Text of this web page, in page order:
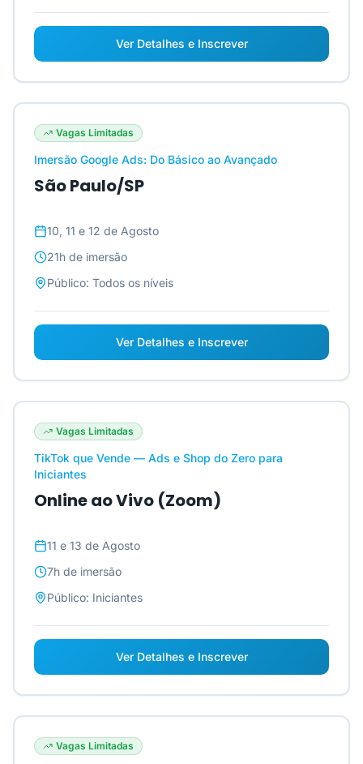
Ver Detalhes e Inscrever
Vagas Limitadas
Imersão Google Ads: Do Básico ao Avançado
São Paulo/SP
10, 11 e 12 de Agosto
21h de imersão
Público: Todos os níveis
Ver Detalhes e Inscrever
Vagas Limitadas
TikTok que Vende — Ads e Shop do Zero para
Iniciantes
Online ao Vivo (Zoom)
11 e 13 de Agosto
7h de imersão
Público: Iniciantes
Ver Detalhes e Inscrever
Vagas Limitadas